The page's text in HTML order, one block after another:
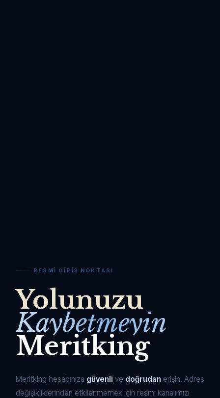
RESMI GIRIŞ NOKTASI
Yolunuzu
Kaybetmeyin
Meritking
Meritking hesabınıza güvenli ve doğrudan erişin. Adres
değişikliklerinden etkilenmemek için resmi kanalımızı